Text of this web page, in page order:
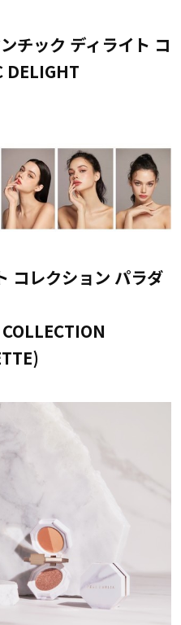
ック ディライト コ
DELIGHT
コレクション パラダ